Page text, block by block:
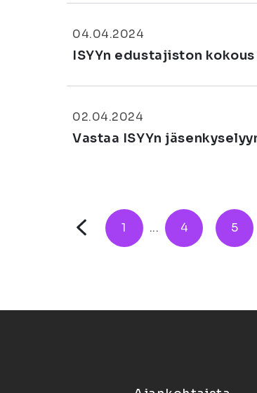
04.04.2024
ISYYn edustajiston
02.04.2024
Vastaa ISYYn
1 ... 4 5